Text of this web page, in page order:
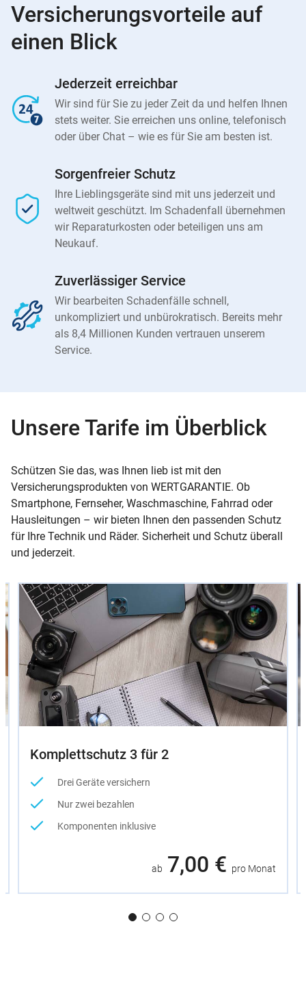
Versicherungsvorteile auf
einen Blick
Jederzeit erreichbar
Wir sind für Sie zu jeder Zeit da und helfen Ihnen
stets weiter. Sie erreichen uns online, telefonisch
oder über Chat – wie es für Sie am besten ist.
Sorgenfreier Schutz
Ihre Lieblingsgeräte sind mit uns jederzeit und
weltweit geschützt. Im Schadenfall übernehmen
wir Reparaturkosten oder beteiligen uns am
Neukauf.
Zuverlässiger Service
Wir bearbeiten Schadenfälle schnell,
unkompliziert und unbürokratisch. Bereits mehr
als 8,4 Millionen Kunden vertrauen unserem
Service.
Unsere Tarife im Überblick
Schützen Sie das, was Ihnen lieb ist mit den
Versicherungsprodukten von WERTGARANTIE. Ob
Smartphone, Fernseher, Waschmaschine, Fahrrad oder
Hausleitungen – wir bieten Ihnen den passenden Schutz
für Ihre Technik und Räder. Sicherheit und Schutz überall
und jederzeit.
Slider
Instructions
Komplettschutz 3 für 2
Drei Geräte versichern
Nur zwei bezahlen
Komponenten inklusive
ab 7,00 € pro Monat